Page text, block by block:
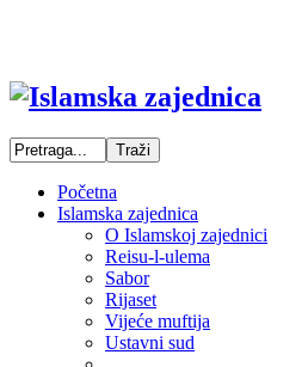
Početna
Islamska zajednica
O Islamskoj zajednici
Reisu-l-ulema
Sabor
Rijaset
Vijeće muftija
Ustavni sud